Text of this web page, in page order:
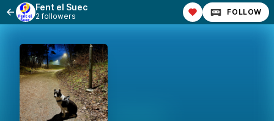
Fent el Suec
2 followers FOLLOW